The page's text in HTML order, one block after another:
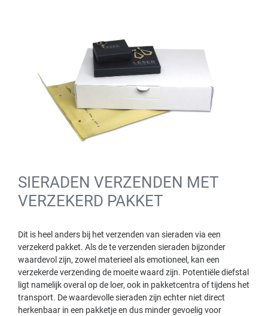
SIERADEN VERZENDEN MET
VERZEKERD PAKKET
Dit is heel anders bij het verzenden van sieraden via een
verzekerd pakket. Als de te verzenden sieraden bijzonder
waardevol zijn, zowel materieel als emotioneel, kan een
verzekerde verzending de moeite waard zijn. Potentiële diefstal
ligt namelijk overal op de loer, ook in pakketcentra of tijdens het
transport. De waardevolle sieraden zijn echter niet direct
herkenbaar in een pakketje en dus minder gevoelig voor